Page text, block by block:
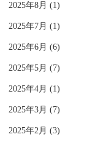
2025年8月 (1)
2025年7月 (1)
2025年6月 (6)
2025年5月 (7)
2025年4月 (1)
2025年3月 (7)
2025年2月 (3)